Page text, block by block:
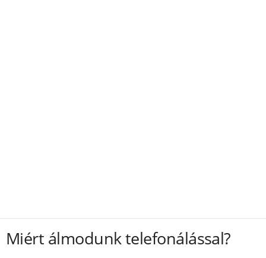
Miért álmodunk telefonálással?